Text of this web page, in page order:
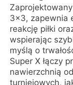
3×3, zapewnia
reakcję piłki
wspierając
myślą o
Super X łączy
nawierzchnią
turniejowych,